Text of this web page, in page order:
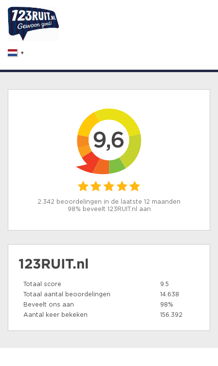
9,6
2.342 beoordelingen in de laatste 12 maanden
98% beveelt 123RUIT.nl aan
123RUIT.nl
Totaal score
9.5
Totaal aantal beoordelingen
14.638
Beveelt ons aan
98%
Aantal keer bekeken
156.392